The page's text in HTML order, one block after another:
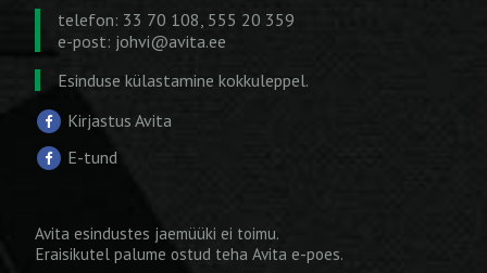
telefon: 33 70 108, 555 20 359
e-post: johvi@avita.ee
Esinduse külastamine kokkuleppel.
Kirjastus Avita
E-tund
Avita esindustes jaemüüki ei toimu.
Eraisikutel palume ostud teha Avita e-poes.